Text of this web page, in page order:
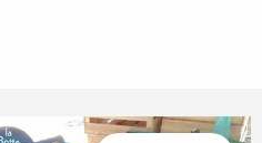
de
favoris